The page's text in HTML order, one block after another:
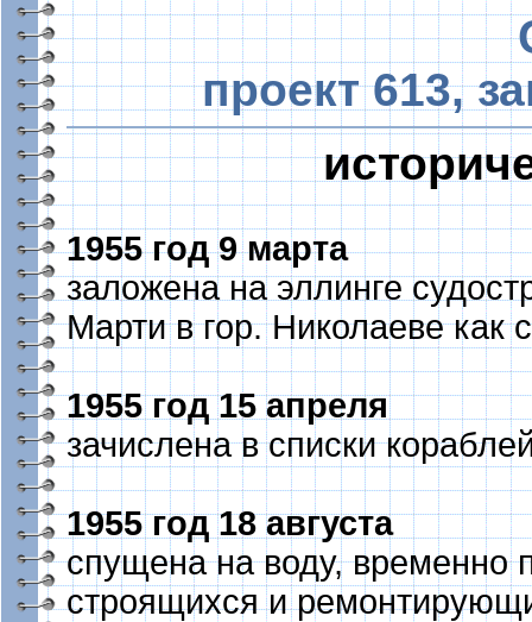
проект 613,
1955 год 9 марта
заложена на эллинге
Марти в гор. Николаеве как
1955 год 15 апреля
зачислена в списки
1955 год 18 августа
спущена на воду, временно
строящихся и